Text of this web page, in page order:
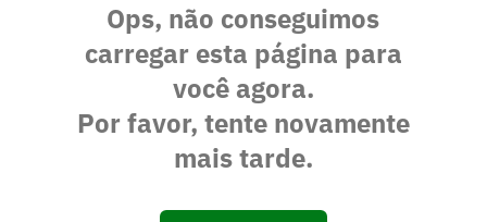
Ops, não conseguimos
carregar esta página para
você agora.
Por favor, tente novamente
mais tarde.